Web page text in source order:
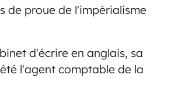
de proue de l'impérialisme
d'écrire en anglais, sa
l'agent comptable de la